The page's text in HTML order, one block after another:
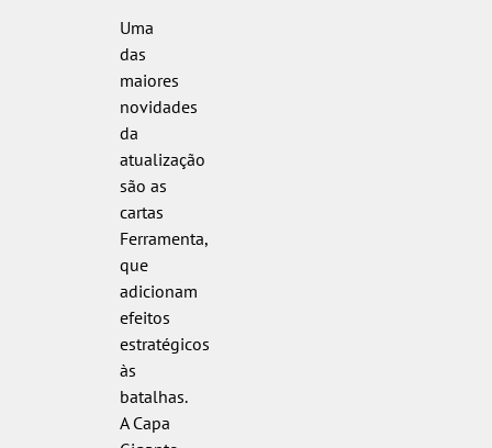
Uma
das
maiores
novidades
da
atualização
são as
cartas
Ferramenta,
que
adicionam
efeitos
estratégicos
às
batalhas.
A Capa